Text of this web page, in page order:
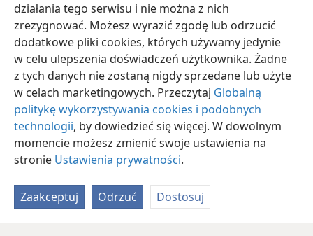
działania tego serwisu i nie można z nich
zrezygnować. Możesz wyrazić zgodę lub odrzucić
dodatkowe pliki cookies, których używamy jedynie
w celu ulepszenia doświadczeń użytkownika. Żadne
z tych danych nie zostaną nigdy sprzedane lub użyte
w celach marketingowych. Przeczytaj Globalną
politykę wykorzystywania cookies i podobnych
technologii, by dowiedzieć się więcej. W dowolnym
momencie możesz zmienić swoje ustawienia na
stronie Ustawienia prywatności.
Zaakceptuj Odrzuć Dostosuj
polski Udostępnij Ustawienia
Copyright© 2026 Watch Tower Bible and Tract Society of Pennsylvania
Warunki użytkowania Polityka prywatności
Ustawienia prywatności
JW.ORG
Zaloguj